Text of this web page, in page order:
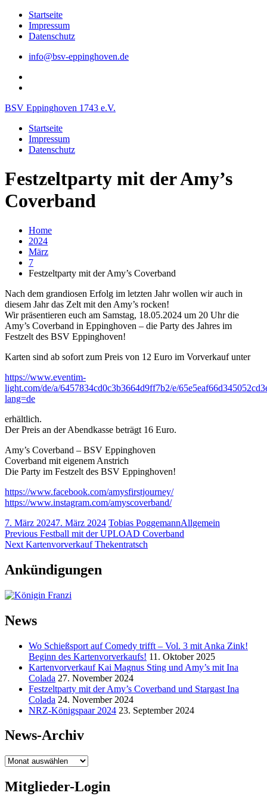
Skip
content
Startseite
Impressum
Datenschutz
info@bsv-eppinghoven.de
bei
Eppinghoven
Twitter
BSV Eppinghoven 1743 e.V.
Startseite
Impressum
Datenschutz
Festzeltparty mit der Amy’s
Coverband
Home
2024
März
7
Festzeltparty mit der Amy’s Coverband
Nach dem grandiosen Erfolg im letzten Jahr wollen wir auch in
diesem Jahr das Zelt mit den Amy’s rocken!
Wir präsentieren euch am Samstag, 18.05.2024 um 20 Uhr die
Amy’s Coverband in Eppinghoven – die Party des Jahres im
Festzelt des BSV Eppinghoven!
Karten sind ab sofort zum Preis von 12 Euro im Vorverkauf unter
https://www.eventim-
light.com/de/a/6457834cd0c3b3664d9ff7b2/e/
lang=de
erhältlich.
Der Preis an der Abendkasse beträgt 16 Euro.
Amy’s Coverband – BSV Eppinghoven
Coverband mit eigenem Anstrich
Die Party im Festzelt des BSV Eppinghoven!
https://www.facebook.com/amysfirstjourney/
https://www.instagram.com/amyscoverband/
7. März 20247. März 2024 Tobias PoggemannAllgemein
Beitragsnavigation
Previous Previous
post:
Festball mit der UPLOAD Coverband
Next Next
Kartenvorverkauf Thekentratsch
Ankündigungen
News
Wo Schießsport auf Comedy trifft – Vol. 3 mit Anka Zink!
Beginn des Kartenvorverkaufs! 11. Oktober 2025
Kartenvorverkauf Kai Magnus Sting und Amy’s mit Ina
Colada 27. November 2024
Festzeltparty mit der Amy’s Coverband und Stargast Ina
Colada 24. November 2024
NRZ-Königspaar 2024 23. September 2024
News-Archiv
News-
Mitglieder-Login